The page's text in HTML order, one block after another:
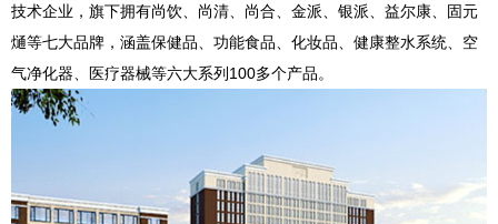
技术企业，旗下拥有尚饮、尚清、尚合、金派、银派、益尔康、固元
熥等七大品牌，涵盖保健品、功能食品、化妆品、健康整水系统、空
气净化器、医疗器械等六大系列100多个产品。